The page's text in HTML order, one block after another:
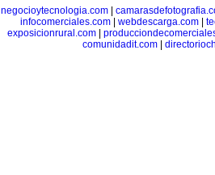
negocioytecnologia.com
infocomerciales.com| webdescarga.com|
exposicionrural.com
comunidadit.com|